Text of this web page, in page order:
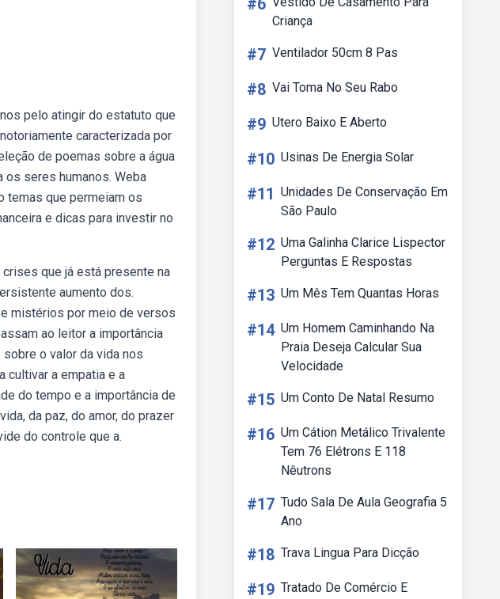
pelo atingir do estatuto que
caracterizada por
de poemas sobre a água
os seres humanos. Weba
temas que permeiam os
e dicas para investir no
que já está presente na
aumento dos.
mistérios por meio de versos
ao leitor a importância
o valor da vida nos
cultivar a empatia e a
do tempo e a importância de
da paz, do amor, do prazer
do controle que a.
#6
Criança
#7 Ventilador 50cm 8 Pas
#8 Vai Toma No Seu Rabo
#9 Utero Baixo E Aberto
#10 Usinas De Energia Solar
#11 Unidades De Conservação Em
São Paulo
#12 Uma Galinha Clarice Lispector
Perguntas E Respostas
#13 Um Mês Tem Quantas Horas
#14 Um Homem Caminhando Na
Praia Deseja Calcular Sua
Velocidade
#15 Um Conto De Natal Resumo
#16 Um Cátion Metálico Trivalente
Tem 76 Elétrons E 118
Nêutrons
#17 Tudo Sala De Aula Geografia 5
Ano
#18 Trava Lingua Para Dicção
#19 Tratado De Comércio E